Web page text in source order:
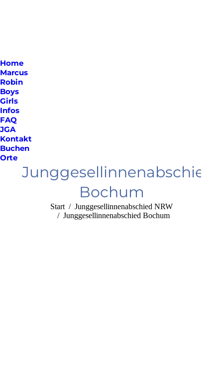
Home
Marcus
Robin
Boys
Girls
Infos
FAQ
JGA
Kontakt
Buchen
Orte
Junggesellinnenabschied
Bochum
Sie befinden sich hier:
Start
Junggesellinnenabschied NRW
Junggesellinnenabschied Bochum